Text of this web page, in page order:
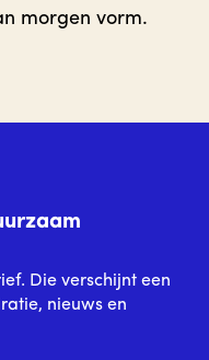
morgen vorm.
Die verschijnt een
nieuws en